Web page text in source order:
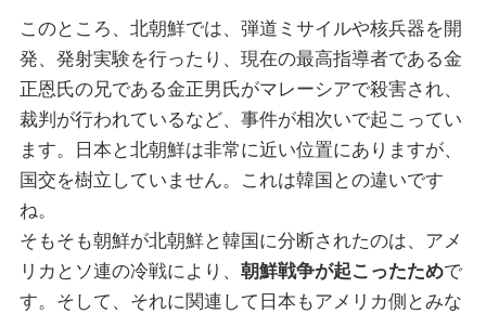
このところ、北朝鮮では、弾道ミサイルや核兵器を開
発、発射実験を行ったり、現在の最高指導者である金
正恩氏の兄である金正男氏がマレーシアで殺害され、
裁判が行われているなど、事件が相次いで起こってい
ます。日本と北朝鮮は非常に近い位置にありますが、
国交を樹立していません。これは韓国との違いです
ね。
そもそも朝鮮が北朝鮮と韓国に分断されたのは、アメ
リカとソ連の冷戦により、 朝鮮戦争が起こったためで
す。そして、それに関連して日本もアメリカ側とみな